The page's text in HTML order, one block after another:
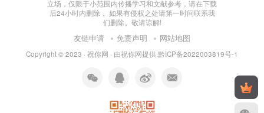
立场，仅限于小范围内传播学习和文献参考，请在下载
后24小时内删除， 如果有侵权之处请第一时间联系我
们删除。敬请谅解!
友链申请 免责声明 网站地图
Copyright © 2023 · 祝你网 · 由祝你网提供.黔ICP备2022003819号-1